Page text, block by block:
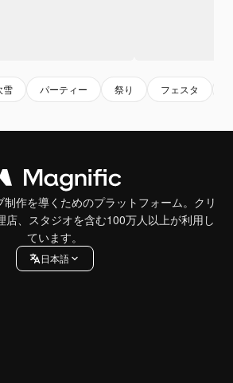
雪 パーティー 祭り フェスタ
作を導くためのプラットフォーム。クリ
店、スタジオを含む100万人以上が利用し
ています。
日本語